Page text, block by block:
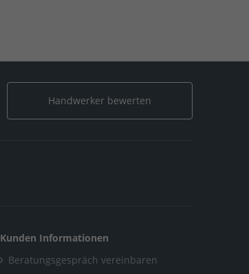
Handwerker bewerten
Kunden Informationen
Beratungsgespräch vereinbaren